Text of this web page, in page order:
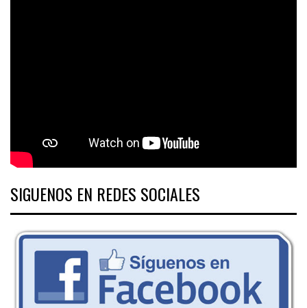
SIGUENOS EN REDES SOCIALES